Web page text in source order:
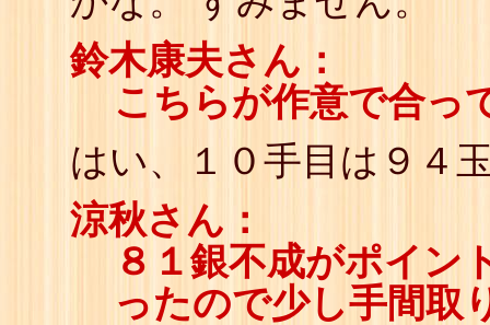
鈴木康夫さん：
こちらが作意で合っ
はい、１０手目は９４
涼秋さん：
８１銀不成がポイン
ったので少し手間取